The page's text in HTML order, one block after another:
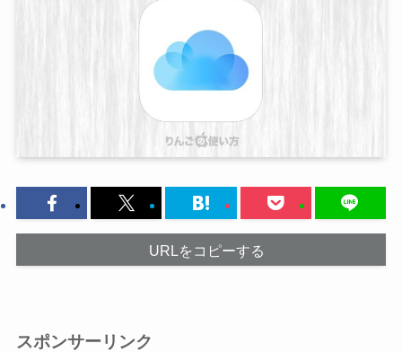
URLをコピーする
スポンサーリンク